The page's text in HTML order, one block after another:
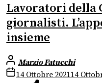
Lavoratori della
giornalisti.
insieme
Marzio Fatucchi
14 Ottobre 202114